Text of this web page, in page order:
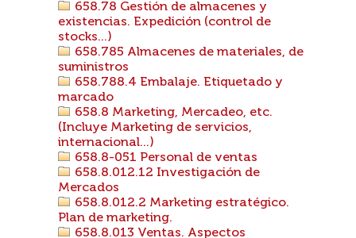
658.78 Gestión de almacenes y
existencias. Expedición (control de
stocks...)
658.785 Almacenes de materiales, de
suministros
658.788.4 Embalaje. Etiquetado y
marcado
658.8 Marketing, Mercadeo, etc.
(Incluye Marketing de servicios,
internacional...)
658.8-051 Personal de ventas
658.8.012.12 Investigación de
Mercados
658.8.012.2 Marketing estratégico.
Plan de marketing.
658.8.013 Ventas. Aspectos